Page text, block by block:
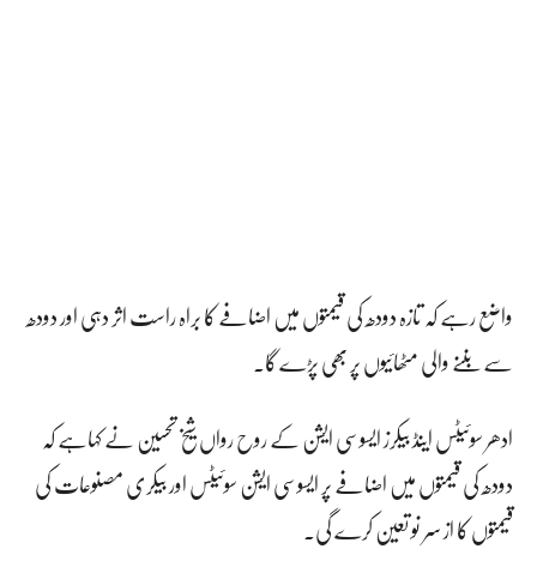
واضع رہے کہ تازہ دودھ کی قیمتوں میں اضافے کا براہ راست اثر دہی اور دودھ
سے بننے والی مٹھائیوں پر بھی پڑے گا۔
ادھر سوئیٹس اینڈ بیکرز ایسوسی ایشن کے روح رواں شیخ تحسین نے کہاہے کہ
دودھ کی قیمتوں میں اضافے پر ایسوسی ایشن سوئیٹس اور بیکری مصنوعات کی
قیمتوں کا از سر نو تعین کرے گی۔